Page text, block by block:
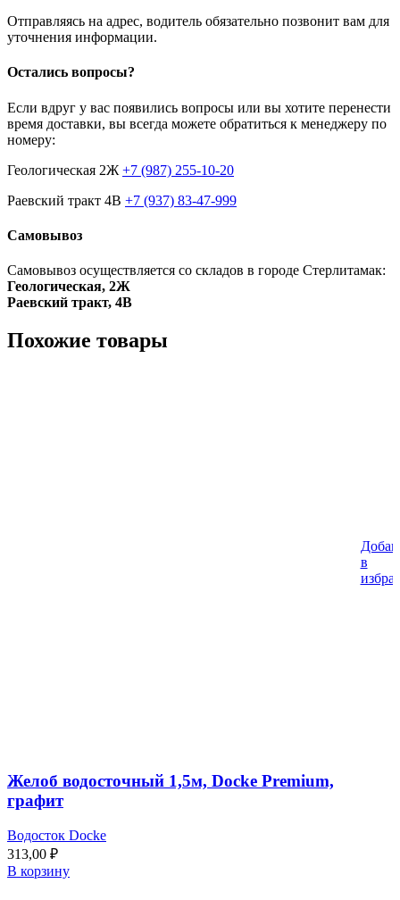
Отправляясь на адрес, водитель обязательно позвонит вам для
уточнения информации.
Остались вопросы?
Если вдруг у вас появились вопросы или вы хотите перенести
время доставки, вы всегда можете обратиться к менеджеру по
номеру:
Геологическая 2Ж +7 (987) 255-10-20
Раевский тракт 4В +7 (937) 83-47-999
Самовывоз
Самовывоз осуществляется со складов в городе Стерлитамак:
Геологическая, 2Ж
Раевский тракт, 4В
Похожие товары
в
Желоб водосточный 1,5м, Docke Premium,
графит
Водосток Docke
313,00 ₽
В корзину